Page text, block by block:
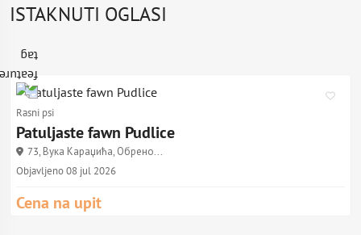
ISTAKNUTI OGLASI
Rasni psi
Patuljaste fawn Pudlice
73, Вука Караџића, Обрено...
Objavljeno 08 jul 2026
Cena na upit